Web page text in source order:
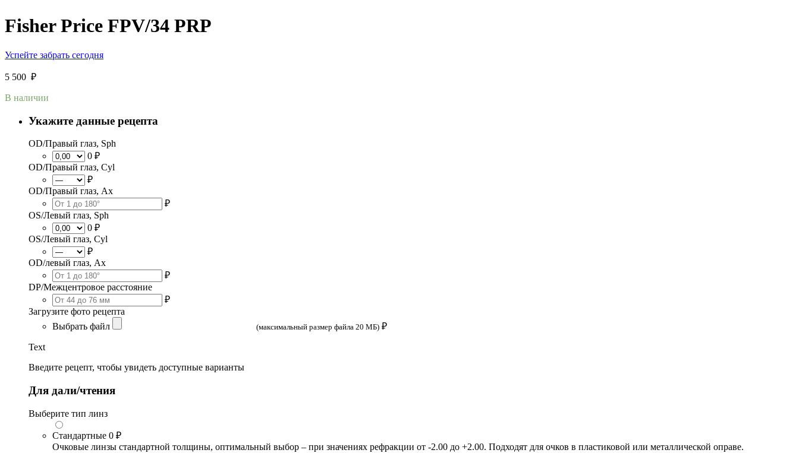
Fisher Price FPV/34 PRP
Успейте забрать сегодня
5 500 ₽
В наличии
Укажите данные рецепта
OD/Правый глаз, Sph
0 ₽
OD/Правый глаз, Cyl
₽
OD/Правый глаз, Ax
₽
OS/Левый глаз, Sph
0 ₽
OS/Левый глаз, Cyl
₽
OD/левый глаз, Ax
₽
DP/Межцентровое расстояние
₽
Загрузите фото рецепта
Выбрать файл
(максимальный размер файла 20 МБ) ₽
Text
Введите рецепт, чтобы увидеть доступные варианты
Для дали/чтения
Выберите тип линз
Стандартные 0 ₽
Очковые линзы стандартной толщины, оптимальный выбор – при значениях рефракции от -2.00 до +2.00. Подходят для очков в пластиковой или металлической оправе.